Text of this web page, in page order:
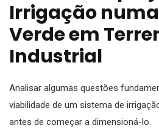
Irrigação
Verde em
Industrial
Analisar algumas questões
viabilidade de um sistema de
antes de começar a dimensioná-lo.